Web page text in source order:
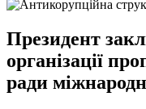
Президент
організації
ради